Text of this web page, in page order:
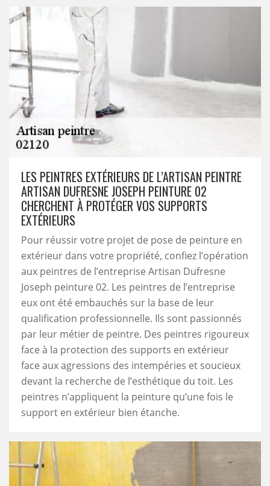
LES PEINTRES EXTÉRIEURS DE L’ARTISAN PEINTRE
ARTISAN DUFRESNE JOSEPH PEINTURE 02
CHERCHENT À PROTÉGER VOS SUPPORTS
EXTÉRIEURS
Pour réussir votre projet de pose de peinture en
extérieur dans votre propriété, confiez l’opération
aux peintres de l’entreprise Artisan Dufresne
Joseph peinture 02. Les peintres de l’entreprise
eux ont été embauchés sur la base de leur
qualification professionnelle. Ils sont passionnés
par leur métier de peintre. Des peintres rigoureux
face à la protection des supports en extérieur
face aux agressions des intempéries et soucieux
devant la recherche de l’esthétique du toit. Les
peintres n’appliquent la peinture qu’une fois le
support en extérieur bien étanche.